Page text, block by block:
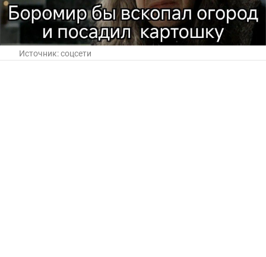
Источник:соцсети